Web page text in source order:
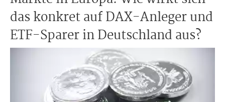
das konkret auf DAX-Anleger und
ETF-Sparer in Deutschland aus?